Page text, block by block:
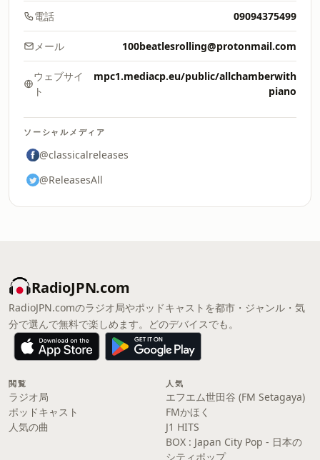
電話 09094375499
メール 100beatlesrolling@protonmail.com
ウェブサイ
ト
mpc1.mediacp.eu/public/allchamberwith
piano
ソーシャルメディア
@classicalreleases
@ReleasesAll
RadioJPN.com
RadioJPN.comのラジオ局やポッドキャストを都市・ジャンル・気
分で選んで無料で楽しめます。どのデバイスでも。
閲覧
ラジオ局
ポッドキャスト
人気の曲
人気
エフエム世田谷 (FM Setagaya)
FMかほく
J1 HITS
BOX : Japan City Pop - 日本の
シティポップ